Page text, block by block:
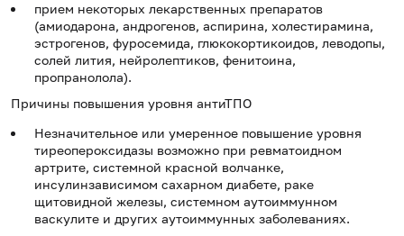
прием некоторых лекарственных препаратов
(амиодарона, андрогенов, аспирина, холестирамина,
эстрогенов, фуросемида, глюкокортикоидов, леводопы,
солей лития, нейролептиков, фенитоина,
пропранолола).
Причины повышения уровня антиТПО
Незначительное или умеренное повышение уровня
тиреопероксидазы возможно при ревматоидном
артрите, системной красной волчанке,
инсулинзависимом сахарном диабете, раке
щитовидной железы, системном аутоиммунном
васкулите и других аутоиммунных заболеваниях.